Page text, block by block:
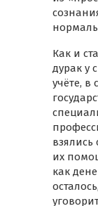
Как и
дурак у
учёте, в
взялись
их
как